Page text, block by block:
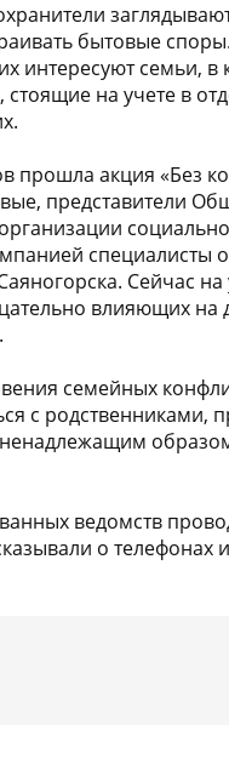
бытовые
интересуют семьи, в
стоящие на учете в
прошла акция «Без
представители
специалисты
Сейчас
влияющих на
семейных
с родственниками,
ведомств
о телефонах